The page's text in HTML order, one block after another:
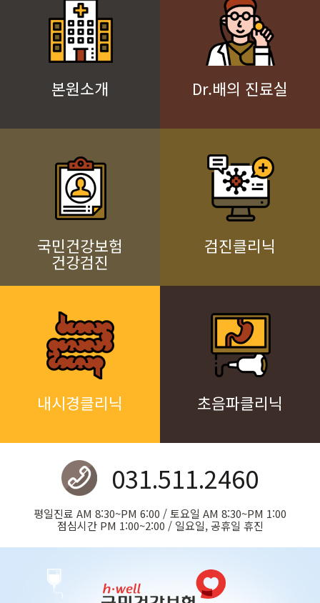
본원소개 Dr.배의 진료실
국민건강보험
건강검진
검진클리닉
내시경클리닉 초음파클리닉
031.511.2460
평일진료 AM 8:30~PM 6:00 / 토요일 AM 8:30~PM 1:00
점심시간 PM 1:00~2:00 / 일요일, 공휴일 휴진